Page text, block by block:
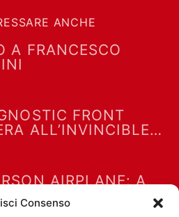
Consenso
ANCHE
A FRANCESCO
FRONT
ALL’INVINCIBLE
AIRPLANE: A
1967 “WHITE
RAGGIUNSE LA